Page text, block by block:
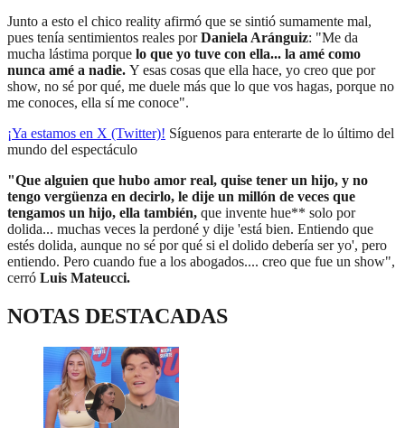
Junto a esto el chico reality afirmó que se sintió sumamente mal,
pues tenía sentimientos reales porDaniela Aránguiz: "Me da
mucha lástima porque lo que yo tuve con ella... la amé como
nunca amé a nadie. Y esas cosas que ella hace, yo creo que por
show, no sé por qué, me duele más que lo que vos hagas, porque no
me conoces, ella sí me conoce".
¡Ya estamos en X (Twitter)! Síguenos para enterarte de lo último del
mundo del espectáculo
"Que alguien que hubo amor real, quise tener un hijo, y no
tengo vergüenza en decirlo, le dije un millón de veces que
tengamos un hijo, ella también, que invente hue** solo por
dolida... muchas veces la perdoné y dije 'está bien. Entiendo que
estés dolida, aunque no sé por qué si el dolido debería ser yo', pero
entiendo. Pero cuando fue a los abogados.... creo que fue un show",
cerró Luis Mateucci.
NOTAS DESTACADAS